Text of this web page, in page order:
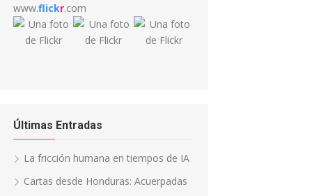
www.flickr.com
Últimas Entradas
La fricción humana en tiempos de IA
Cartas desde Honduras: Acuerpadas